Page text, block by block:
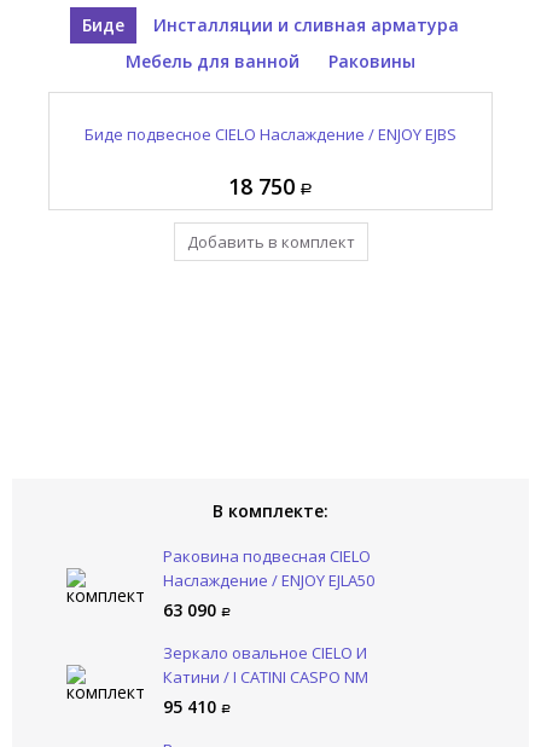
Биде
Инсталляции и сливная арматура
Мебель для ванной
Раковины
Биде подвесное CIELO Наслаждение / ENJOY EJBS
18 750
Добавить в комплект
Выпуск для раковины с керамической накладкой
12 965
Уже в комплекте
Зеркало овальное CIELO И Катини / I CATINI CASPO
95 410
Уже в комплекте
Раковина подвесная CIELO Наслаждение / ENJOY
63 090
Уже в комплекте
В комплекте:
Раковина подвесная CIELO
Наслаждение / ENJOY EJLA50
CN
63 090
Зеркало овальное CIELO И
Катини / I CATINI CASPO NM
95 410